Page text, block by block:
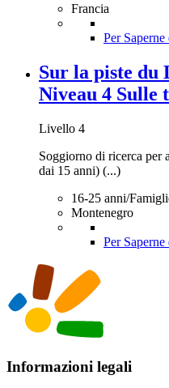
Francia
Per
Sur la piste du
Niveau 4 Sulle
Livello 4
Soggiorno di ricerca per
dai 15 anni) (...)
16-25 anni/
Montenegro
Per
Informazioni legali